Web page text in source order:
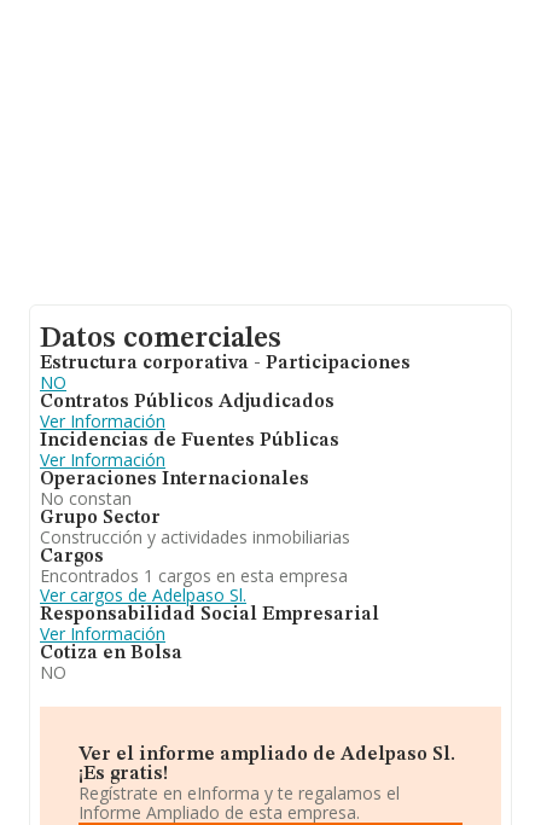
Datos comerciales
Estructura corporativa - Participaciones
NO
Contratos Públicos Adjudicados
Ver Información
Incidencias de Fuentes Públicas
Ver Información
Operaciones Internacionales
No constan
Grupo Sector
Construcción y actividades inmobiliarias
Cargos
Encontrados 1 cargos en esta empresa
Ver cargos de Adelpaso Sl.
Responsabilidad Social Empresarial
Ver Información
Cotiza en Bolsa
NO
Ver el informe ampliado de Adelpaso Sl.
¡Es gratis!
Regístrate en eInforma y te regalamos el
Informe Ampliado de esta empresa.